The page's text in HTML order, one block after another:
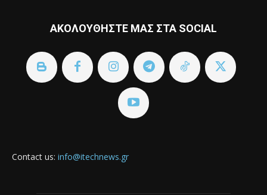
ΑΚΟΛΟΥΘΗΣΤΕ ΜΑΣ ΣΤΑ SOCIAL
Contact us: info@itechnews.gr